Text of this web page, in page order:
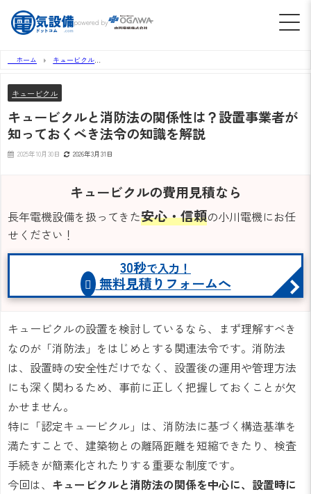
powered by
ホーム
キュービクル
キュービクル
キュービクルと消防法の関係性は？設置事業者が
知っておくべき法令の知識を解説
2025年10月30日 2026年3月31日
キュービクルの費用見積なら
長年電機設備を扱ってきた安心・信頼の小川電機にお任
せください！
30秒で入力！
無料見積りフォームへ
キュービクルの設置を検討しているなら、まず理解すべき
なのが「消防法」をはじめとする関連法令です。消防法
は、設置時の安全性だけでなく、設置後の運用や管理方法
にも深く関わるため、事前に正しく把握しておくことが欠
かせません。
特に「認定キュービクル」は、消防法に基づく構造基準を
満たすことで、建築物との離隔距離を短縮できたり、検査
手続きが簡素化されたりする重要な制度です。
今回は、 キュービクルと消防法の関係を中心に、設置時に